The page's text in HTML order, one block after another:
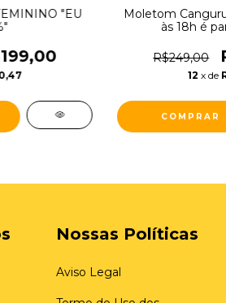
"EU
Moletom
às 18h é
R$249,00
12 x de
COMPRAR
Nossas Políticas
Aviso Legal